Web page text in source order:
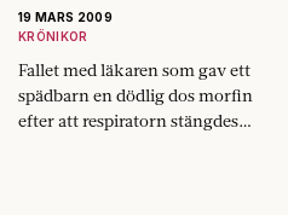
19 MARS 2009
KRÖNIKOR
Fallet med läkaren som gav ett
spädbarn en dödlig dos morfin
efter att respiratorn stängdes